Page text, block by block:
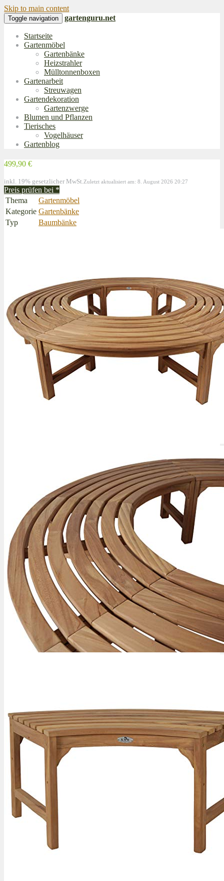
Skip to main content
Toggle navigation gartenguru.net
Startseite
Gartenmöbel
Gartenbänke
Heizstrahler
Mülltonnenboxen
Gartenarbeit
Streuwagen
Gartendekoration
Gartenzwerge
Blumen und Pflanzen
Tierisches
Vogelhäuser
Gartenblog
499,90 €
inkl. 19% gesetzlicher MwSt.Zuletzt aktualisiert am: 8. August 2026 20:27
Preis prüfen bei *
Thema
Gartenmöbel
Kategorie Gartenbänke
Typ
Baumbänke